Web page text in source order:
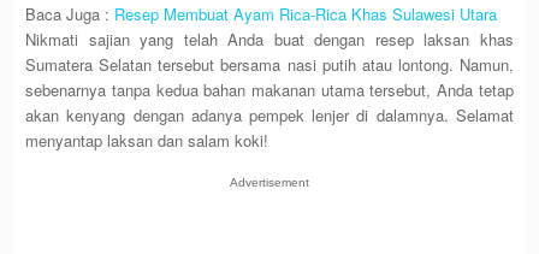
Baca Juga : Resep Membuat Ayam Rica-Rica Khas Sulawesi Utara
Nikmati sajian yang telah Anda buat dengan resep laksan khas
Sumatera Selatan tersebut bersama nasi putih atau lontong. Namun,
sebenarnya tanpa kedua bahan makanan utama tersebut, Anda tetap
akan kenyang dengan adanya pempek lenjer di dalamnya. Selamat
menyantap laksan dan salam koki!
Advertisement